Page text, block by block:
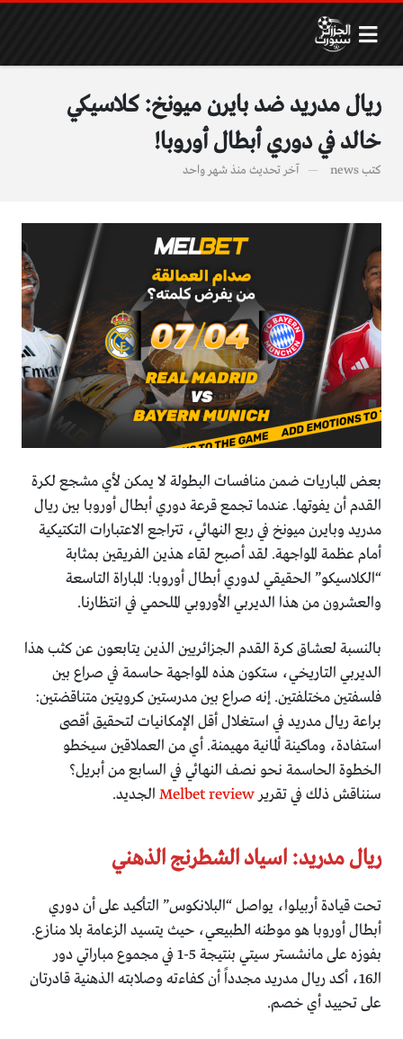
ريال مدريد ضد بايرن ميونخ: كلاسيكي
خالد في دوري أبطال أوروبا!
كتبnews آخر تحديث منذ شهر واحد
بعض المباريات ضمن منافسات البطولة لا يمكن لأي مشجع لكرة
القدم أن يفوتها. عندما تجمع قرعة دوري أبطال أوروبا بين ريال
مدريد وبايرن ميونخ في ربع النهائي، تتراجع الاعتبارات التكتيكية
أمام عظمة المواجهة. لقد أصبح لقاء هذين الفريقين بمثابة
“الكلاسيكو” الحقيقي لدوري أبطال أوروبا: المباراة التاسعة
والعشرون من هذا الديربي الأوروبي الملحمي في انتظارنا.
بالنسبة لعشاق كرة القدم الجزائريين الذين يتابعون عن كثب هذا
الديربي التاريخي، ستكون هذه المواجهة حاسمة في صراع بين
فلسفتين مختلفتين. إنه صراع بين مدرستين كرويتين متناقضتين:
براعة ريال مدريد في استغلال أقل الإمكانيات لتحقيق أقصى
استفادة، وماكينة ألمانية مهيمنة. أي من العملاقين سيخطو
الخطوة الحاسمة نحو نصف النهائي في السابع من أبريل؟
سنناقش ذلك في تقرير Melbet review الجديد.
ريال مدريد: اسياد الشطرنج الذهني
تحت قيادة أربيلوا، يواصل “البلانكوس” التأكيد على أن دوري
أبطال أوروبا هو موطنه الطبيعي، حيث يتسيد الزعامة بلا منازع.
بفوزه على مانشستر سيتي بنتيجة 5-1 في مجموع مباراتي دور
الـ16، أكد ريال مدريد مجدداً أن كفاءته وصلابته الذهنية قادرتان
على تحييد أي خصم.